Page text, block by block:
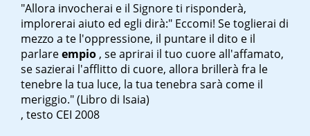
"Allora invocherai e il Signore ti risponderà,
implorerai aiuto ed egli dirà:" Eccomi! Se toglierai di
mezzo a te l'oppressione, il puntare il dito e il
parlareempio , se aprirai il tuo cuore all'affamato,
se sazierai l'afflitto di cuore, allora brillerà fra le
tenebre la tua luce, la tua tenebra sarà come il
meriggio." (Libro di Isaia)
, testo CEI 2008